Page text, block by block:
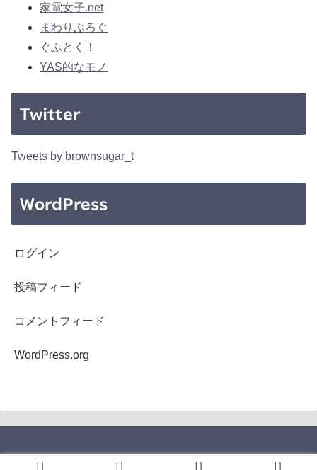
家電女子.net
まわりぶろぐ
ぐふとく！
YAS的なモノ
Twitter
Tweets by brownsugar_t
WordPress
ログイン
投稿フィード
コメントフィード
WordPress.org